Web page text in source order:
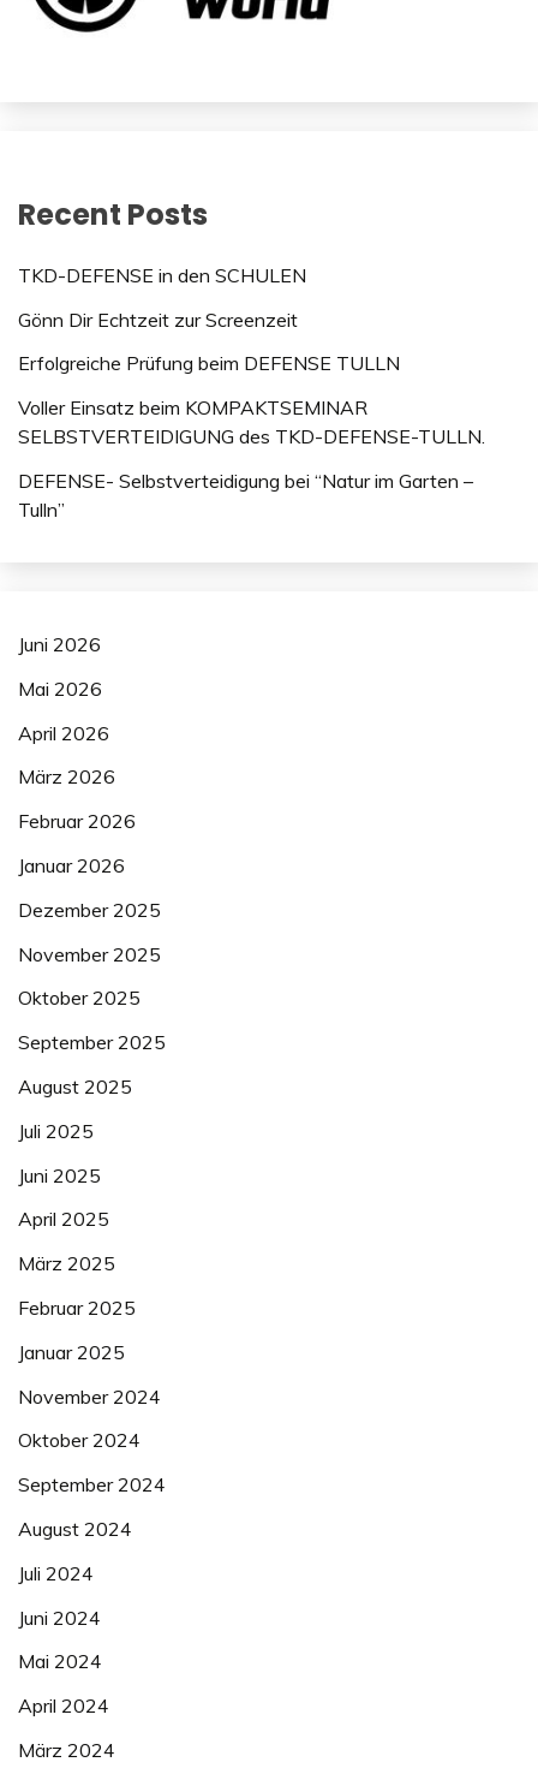
Recent Posts
TKD-DEFENSE in den SCHULEN
Gönn Dir Echtzeit zur Screenzeit
Erfolgreiche Prüfung beim DEFENSE TULLN
Voller Einsatz beim KOMPAKTSEMINAR
SELBSTVERTEIDIGUNG des TKD-DEFENSE-TULLN.
DEFENSE- Selbstverteidigung bei “Natur im Garten –
Tulln”
Juni 2026
Mai 2026
April 2026
März 2026
Februar 2026
Januar 2026
Dezember 2025
November 2025
Oktober 2025
September 2025
August 2025
Juli 2025
Juni 2025
April 2025
März 2025
Februar 2025
Januar 2025
November 2024
Oktober 2024
September 2024
August 2024
Juli 2024
Juni 2024
Mai 2024
April 2024
März 2024